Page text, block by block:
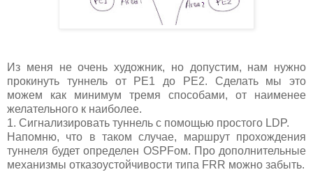
Из меня не очень художник, но допустим, нам нужно
прокинуть туннель от PE1 до PE2. Сделать мы это
можем как минимум тремя способами, от наименее
желательного к наиболее.
1. Сигнализировать туннель с помощью простого LDP.
Напомню, что в таком случае, маршрут прохождения
туннеля будет определен OSPFом. Про дополнительные
механизмы отказоустойчивости типа FRR можно забыть.